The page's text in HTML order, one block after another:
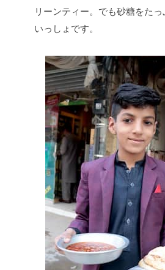
リーンティー。でも砂糖をたっ
いっしょです。